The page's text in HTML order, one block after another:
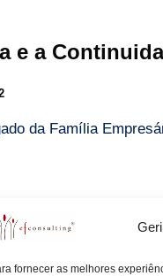
fornecer as melhores
e a
da Família